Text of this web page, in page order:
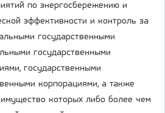
по энергосбережению и
эффективности и контроль за
государственными
государственными
государственными
корпорациями, а также
которых либо более чем